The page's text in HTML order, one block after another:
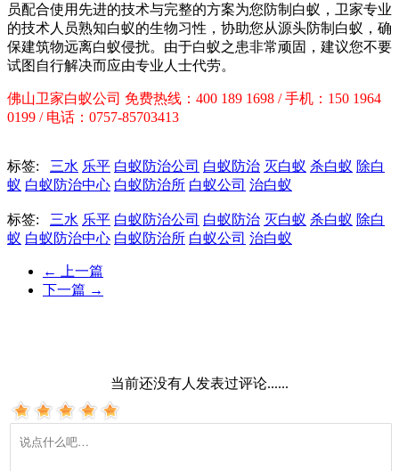
员配合使用先进的技术与完整的方案为您防制白蚁，卫家专业
的技术人员熟知白蚁的生物习性，协助您从源头防制白蚁，确
保建筑物远离白蚁侵扰。由于白蚁之患非常顽固，建议您不要
试图自行解决而应由专业人士代劳。
佛山卫家白蚁公司 免费热线：400 189 1698 / 手机：150 1964
0199 / 电话：0757-85703413
标签: 三水 乐平 白蚁防治公司 白蚁防治 灭白蚁 杀白蚁 除白
蚁 白蚁防治中心 白蚁防治所 白蚁公司 治白蚁
标签: 三水 乐平 白蚁防治公司 白蚁防治 灭白蚁 杀白蚁 除白
蚁 白蚁防治中心 白蚁防治所 白蚁公司 治白蚁
←
上一篇
下一篇 →
当前还没有人发表过评论......